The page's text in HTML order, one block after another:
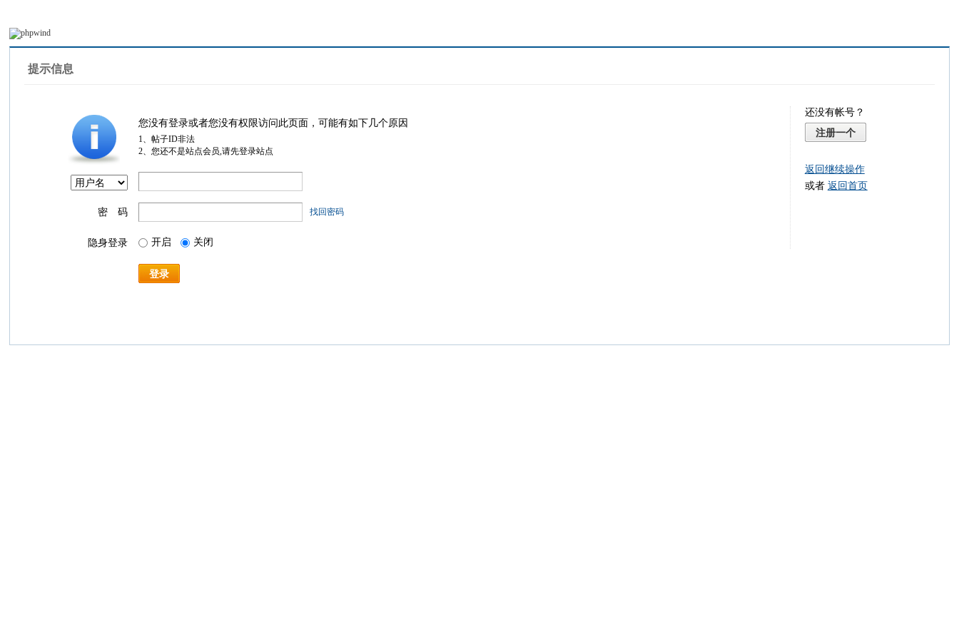
提示信息
您没有登录或者您没有权限访问此页面，可能有如下几个原因
1、帖子ID非法
2、您还不是站点会员,请先登录站点
密 码 找回密码
隐身登录 开启 关闭
登录
还没有帐号？
注册一个
返回继续操作
或者 返回首页